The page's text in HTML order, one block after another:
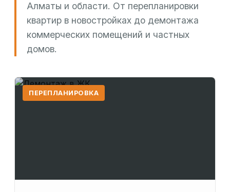
Алматы и области. От перепланировки
квартир в новостройках до демонтажа
коммерческих помещений и частных
домов.
ПЕРЕПЛАНИРОВКА